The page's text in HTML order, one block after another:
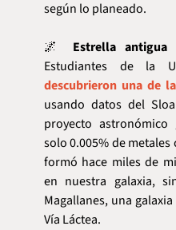
según lo planeado.
🌌
Estrella
descubrieron una de
usando datos del
proyecto
solo 0.005% de
formó hace miles de
en nuestra galaxia,
Magallanes, una
Vía Láctea.